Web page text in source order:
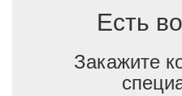
Есть
Закажите